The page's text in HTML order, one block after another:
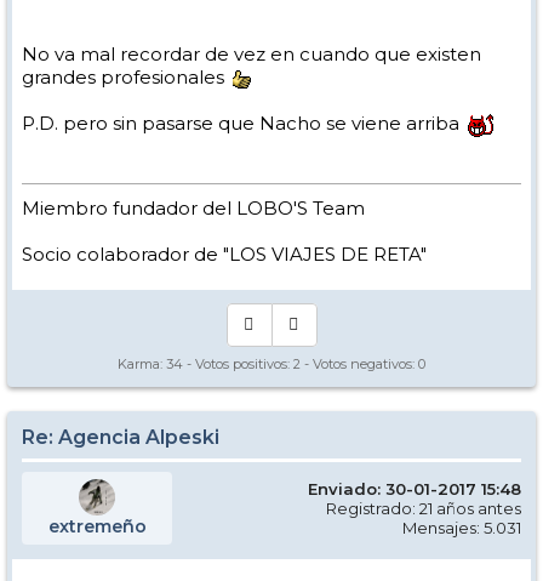
No va mal recordar de vez en cuando que existen
grandes profesionales
P.D. pero sin pasarse que Nacho se viene arriba
Miembro fundador del LOBO'S Team
Socio colaborador de "LOS VIAJES DE RETA"
Karma: 34 - Votos positivos: 2 - Votos negativos: 0
Re: Agencia Alpeski
extremeño
Enviado: 30-01-2017 15:48
Registrado: 21 años antes
Mensajes: 5.031